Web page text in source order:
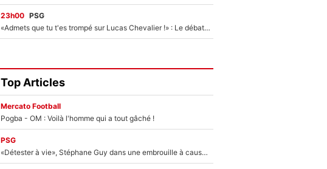
23h00 PSG
«Admets que tu t'es trompé sur Lucas Chevalier !» : Le débat sur le gardien du PSG vire au clash à l'After Foot
Top Articles
Mercato Football
Pogba - OM : Voilà l'homme qui a tout gâché !
PSG
«Détester à vie», Stéphane Guy dans une embrouille à cause du PSG !